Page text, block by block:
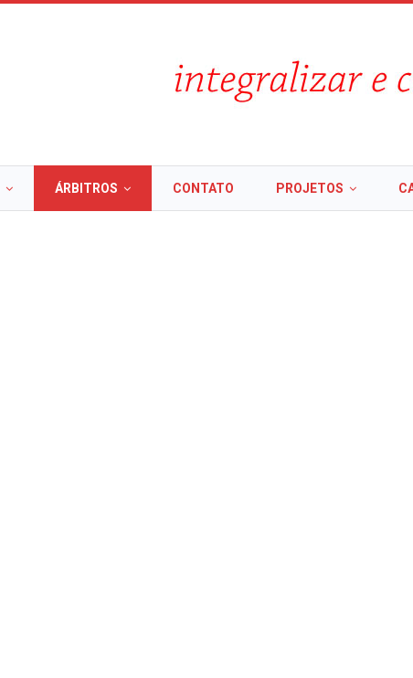
ÁRBITROS CONTATO PROJETOS